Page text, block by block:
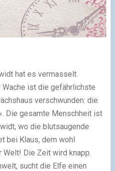
hat es vermasselt.
ist die gefährlichste
verschwunden: die
Die gesamte Menschheit ist
wo die blutsaugende
bei Klaus, dem wohl
Welt! Die Zeit wird knapp.
sucht die Elfe einen